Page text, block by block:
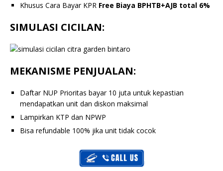
Khusus Cara Bayar KPR Free Biaya BPHTB+AJB total 6%
SIMULASI CICILAN:
MEKANISME PENJUALAN:
Daftar NUP Prioritas bayar 10 juta untuk kepastian
mendapatkan unit dan diskon maksimal
Lampirkan KTP dan NPWP
Bisa refundable 100% jika unit tidak cocok